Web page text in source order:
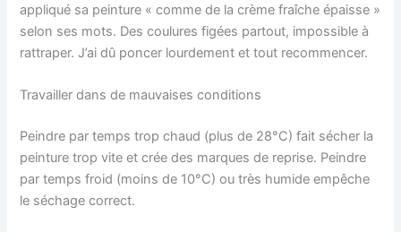
appliqué sa peinture « comme de la crème fraîche épaisse »
selon ses mots. Des coulures figées partout, impossible à
rattraper. J’ai dû poncer lourdement et tout recommencer.
Travailler dans de mauvaises conditions
Peindre par temps trop chaud (plus de 28°C) fait sécher la
peinture trop vite et crée des marques de reprise. Peindre
par temps froid (moins de 10°C) ou très humide empêche
le séchage correct.